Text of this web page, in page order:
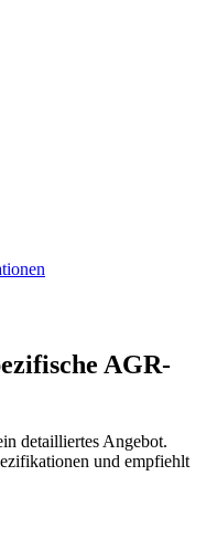
AGR-
detailliertes Angebot.
und empfiehlt